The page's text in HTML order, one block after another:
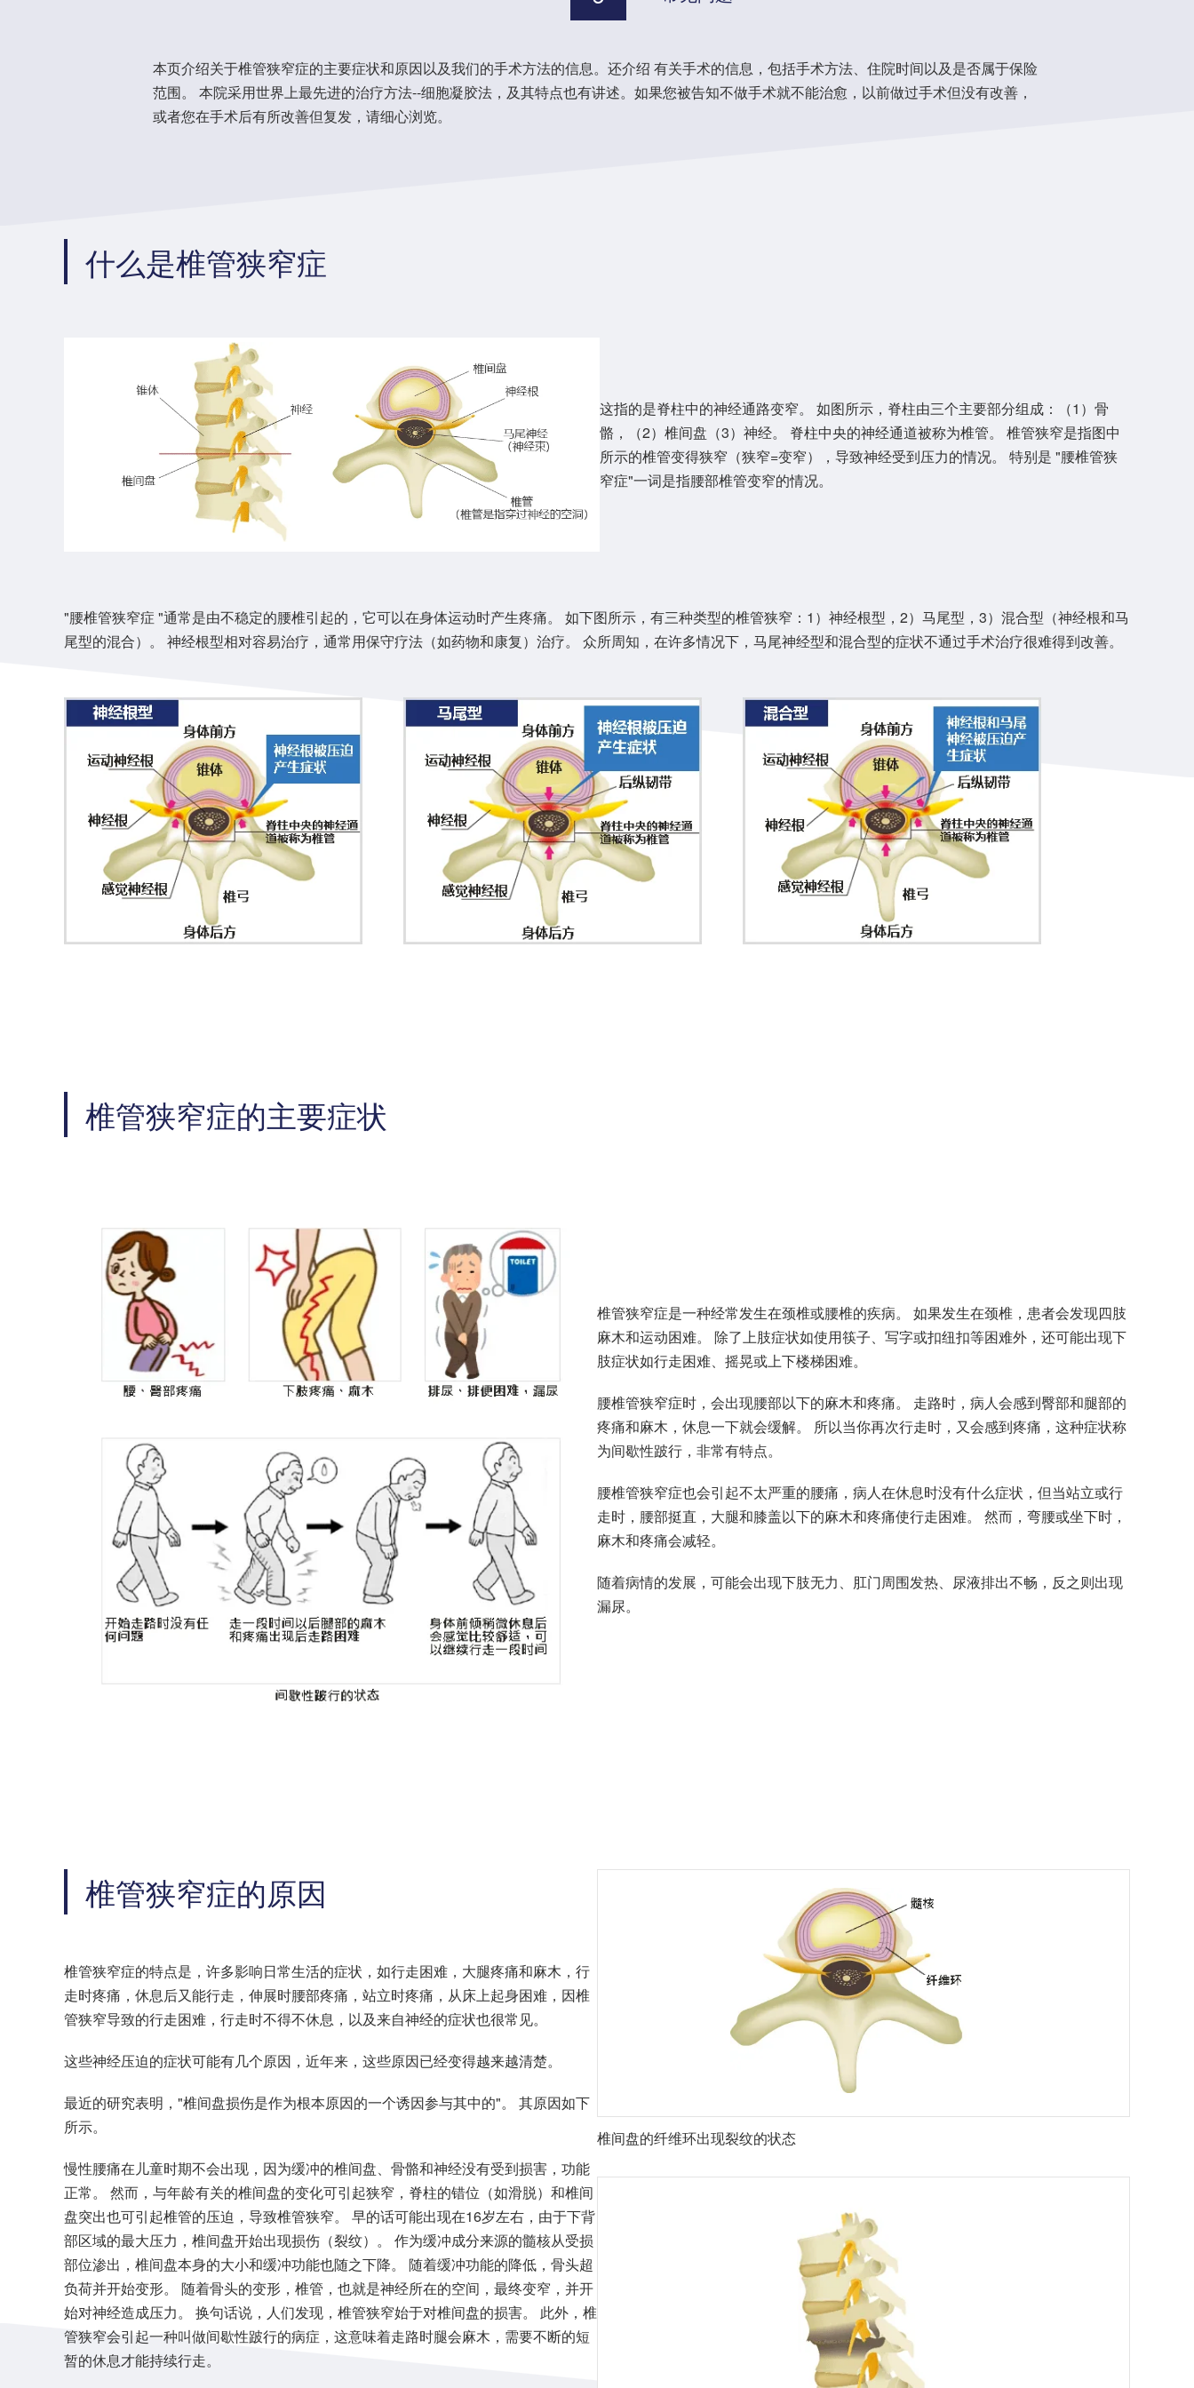
本页介绍关于椎管狭窄症的主要症状和原因以及我们的手术方法的信息。还介绍 有关手术的信息，包括手术方法、住院时间以及是否属于保险
范围。 本院采用世界上最先进的治疗方法--细胞凝胶法，及其特点也有讲述。如果您被告知不做手术就不能治愈，以前做过手术但没有改善，
或者您在手术后有所改善但复发，请细心浏览。
什么是椎管狭窄症
这指的是脊柱中的神经通路变窄。 如图所示，脊柱由三个主要部分组成：（1）骨
骼，（2）椎间盘（3）神经。 脊柱中央的神经通道被称为椎管。 椎管狭窄是指图中
所示的椎管变得狭窄（狭窄=变窄），导致神经受到压力的情况。 特别是 "腰椎管狭
窄症"一词是指腰部椎管变窄的情况。
"腰椎管狭窄症 "通常是由不稳定的腰椎引起的，它可以在身体运动时产生疼痛。 如下图所示，有三种类型的椎管狭窄：1）神经根型，2）马尾型，3）混合型（神经根和马
尾型的混合）。 神经根型相对容易治疗，通常用保守疗法（如药物和康复）治疗。 众所周知，在许多情况下，马尾神经型和混合型的症状不通过手术治疗很难得到改善。
椎管狭窄症的主要症状
椎管狭窄症是一种经常发生在颈椎或腰椎的疾病。 如果发生在颈椎，患者会发现四肢
麻木和运动困难。 除了上肢症状如使用筷子、写字或扣纽扣等困难外，还可能出现下
肢症状如行走困难、摇晃或上下楼梯困难。
腰椎管狭窄症时，会出现腰部以下的麻木和疼痛。 走路时，病人会感到臀部和腿部的
疼痛和麻木，休息一下就会缓解。 所以当你再次行走时，又会感到疼痛，这种症状称
为间歇性跛行，非常有特点。
腰椎管狭窄症也会引起不太严重的腰痛，病人在休息时没有什么症状，但当站立或行
走时，腰部挺直，大腿和膝盖以下的麻木和疼痛使行走困难。 然而，弯腰或坐下时，
麻木和疼痛会减轻。
随着病情的发展，可能会出现下肢无力、肛门周围发热、尿液排出不畅，反之则出现
漏尿。
椎管狭窄症的原因
椎管狭窄症的特点是，许多影响日常生活的症状，如行走困难，大腿疼痛和麻木，行
走时疼痛，休息后又能行走，伸展时腰部疼痛，站立时疼痛，从床上起身困难，因椎
管狭窄导致的行走困难，行走时不得不休息，以及来自神经的症状也很常见。
这些神经压迫的症状可能有几个原因，近年来，这些原因已经变得越来越清楚。
最近的研究表明，"椎间盘损伤是作为根本原因的一个诱因参与其中的"。 其原因如下
所示。
慢性腰痛在儿童时期不会出现，因为缓冲的椎间盘、骨骼和神经没有受到损害，功能
正常。 然而，与年龄有关的椎间盘的变化可引起狭窄，脊柱的错位（如滑脱）和椎间
盘突出也可引起椎管的压迫，导致椎管狭窄。 早的话可能出现在16岁左右，由于下背
部区域的最大压力，椎间盘开始出现损伤（裂纹）。 作为缓冲成分来源的髓核从受损
部位渗出，椎间盘本身的大小和缓冲功能也随之下降。 随着缓冲功能的降低，骨头超
负荷并开始变形。 随着骨头的变形，椎管，也就是神经所在的空间，最终变窄，并开
始对神经造成压力。 换句话说，人们发现，椎管狭窄始于对椎间盘的损害。 此外，椎
管狭窄会引起一种叫做间歇性跛行的病症，这意味着走路时腿会麻木，需要不断的短
暂的休息才能持续行走。
椎间盘的纤维环出现裂纹的状态